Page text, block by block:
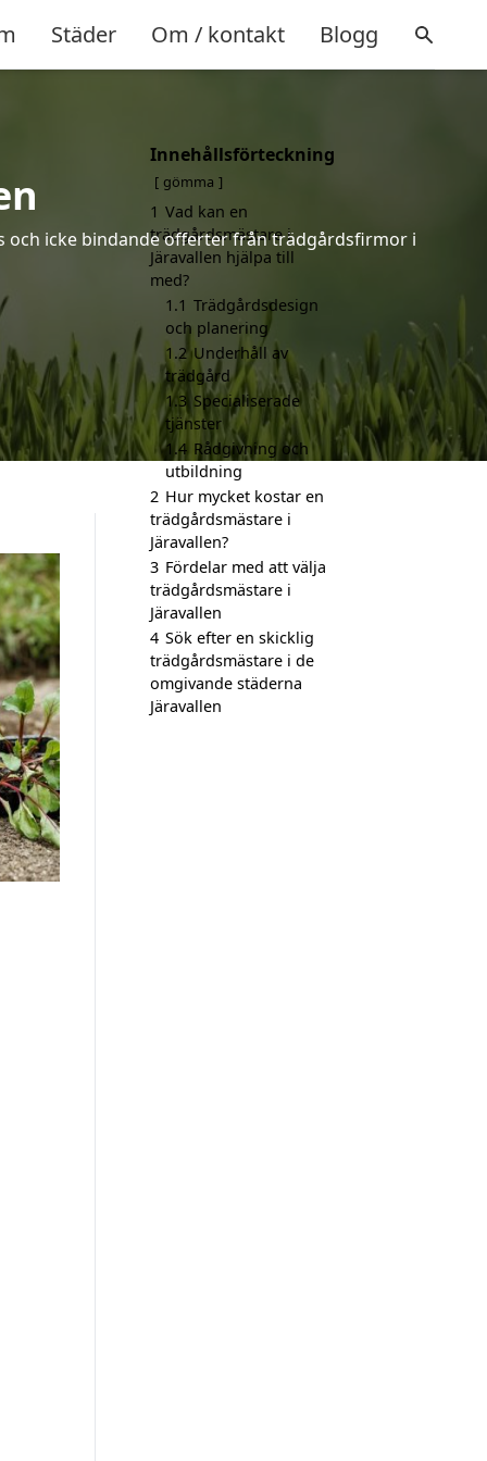
Städer Om / kontakt Blogg
och icke bindande offerter från trädgårdsfirmor i
Innehållsförteckning
gömma
1 Vad kan en
trädgårdsmästare i
Järavallen hjälpa till
med?
1.1 Trädgårdsdesign
och planering
1.2 Underhåll av
trädgård
1.3 Specialiserade
tjänster
1.4 Rådgivning och
utbildning
2 Hur mycket kostar en
trädgårdsmästare i
Järavallen?
3 Fördelar med att välja
trädgårdsmästare i
Järavallen
4 Sök efter en skicklig
trädgårdsmästare i de
omgivande städerna
Järavallen